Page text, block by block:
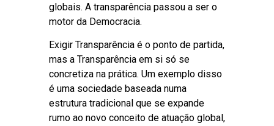
globais. A transparência passou a ser o
motor da Democracia.
Exigir Transparência é o ponto de partida,
mas a Transparência em si só se
concretiza na prática. Um exemplo disso
é uma sociedade baseada numa
estrutura tradicional que se expande
rumo ao novo conceito de atuação global,